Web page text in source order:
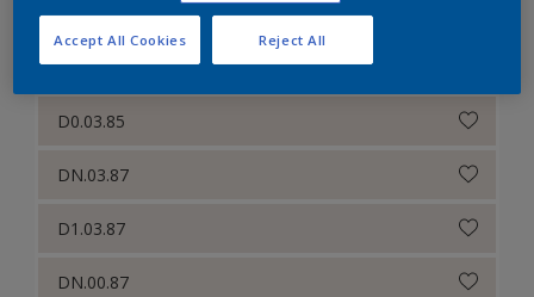
D0.03.83
ZN.00.87
D0.03.85
DN.03.87
D1.03.87
DN.00.87
Reject All
Accept All Cookies